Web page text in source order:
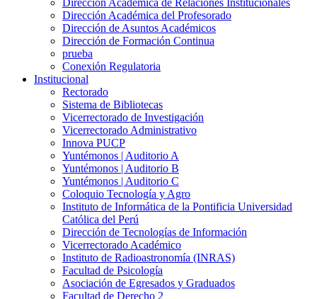
Dirección Académica de Relaciones Institucionales
Dirección Académica del Profesorado
Dirección de Asuntos Académicos
Dirección de Formación Continua
prueba
Conexión Regulatoria
Institucional
Rectorado
Sistema de Bibliotecas
Vicerrectorado de Investigación
Vicerrectorado Administrativo
Innova PUCP
Yuntémonos | Auditorio A
Yuntémonos | Auditorio B
Yuntémonos | Auditorio C
Coloquio Tecnología y Agro
Instituto de Informática de la Pontificia Universidad
Católica del Perú
Dirección de Tecnologías de Información
Vicerrectorado Académico
Instituto de Radioastronomía (INRAS)
Facultad de Psicología
Asociación de Egresados y Graduados
Facultad de Derecho 2